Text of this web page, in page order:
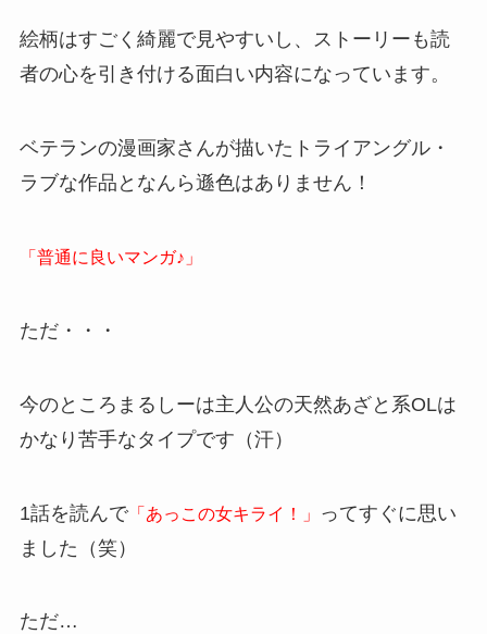
絵柄はすごく綺麗で見やすいし、ストーリーも読
者の心を引き付ける面白い内容になっています。
ベテランの漫画家さんが描いたトライアングル・
ラブな作品となんら遜色はありません！
「普通に良いマンガ♪」
ただ・・・
今のところまるしーは主人公の天然あざと系OLは
かなり苦手なタイプです（汗）
1話を読んで「あっこの女キライ！」
ってすぐに思い
ました（笑）
ただ…